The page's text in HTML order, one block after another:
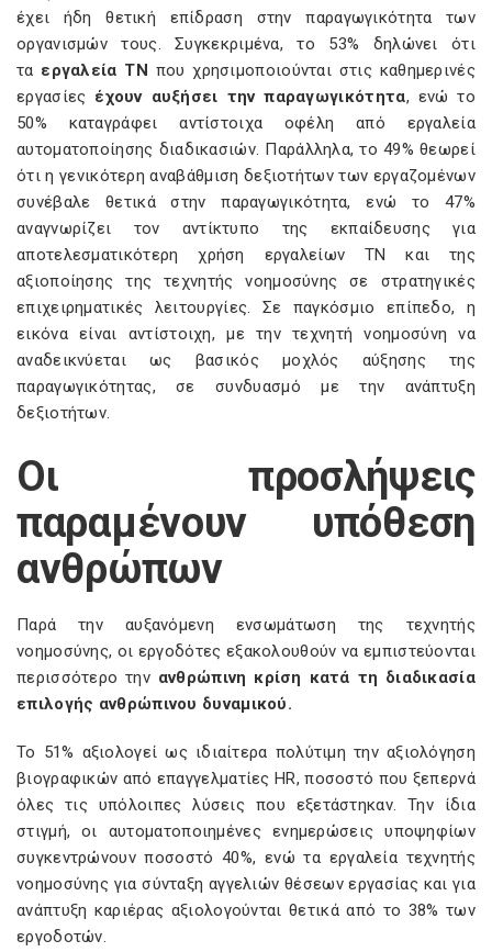
έχει ήδη θετική επίδραση στην παραγωγικότητα των
οργανισμών τους. Συγκεκριμένα, το 53% δηλώνει ότι
τα εργαλεία ΤΝ που χρησιμοποιούνται στις καθημερινές
εργασίες έχουν αυξήσει την παραγωγικότητα, ενώ το
50% καταγράφει αντίστοιχα οφέλη από εργαλεία
αυτοματοποίησης διαδικασιών. Παράλληλα, το 49% θεωρεί
ότι η γενικότερη αναβάθμιση δεξιοτήτων των εργαζομένων
συνέβαλε θετικά στην παραγωγικότητα, ενώ το 47%
αναγνωρίζει τον αντίκτυπο της εκπαίδευσης για
αποτελεσματικότερη χρήση εργαλείων ΤΝ και της
αξιοποίησης της τεχνητής νοημοσύνης σε στρατηγικές
επιχειρηματικές λειτουργίες. Σε παγκόσμιο επίπεδο, η
εικόνα είναι αντίστοιχη, με την τεχνητή νοημοσύνη να
αναδεικνύεται ως βασικός μοχλός αύξησης της
παραγωγικότητας, σε συνδυασμό με την ανάπτυξη
δεξιοτήτων.
Οι προσλήψεις
παραμένουν υπόθεση
ανθρώπων
Παρά την αυξανόμενη ενσωμάτωση της τεχνητής
νοημοσύνης, οι εργοδότες εξακολουθούν να εμπιστεύονται
περισσότερο την ανθρώπινη κρίση κατά τη διαδικασία
επιλογής ανθρώπινου δυναμικού.
Το 51% αξιολογεί ως ιδιαίτερα πολύτιμη την αξιολόγηση
βιογραφικών από επαγγελματίες HR, ποσοστό που ξεπερνά
όλες τις υπόλοιπες λύσεις που εξετάστηκαν. Την ίδια
στιγμή, οι αυτοματοποιημένες ενημερώσεις υποψηφίων
συγκεντρώνουν ποσοστό 40%, ενώ τα εργαλεία τεχνητής
νοημοσύνης για σύνταξη αγγελιών θέσεων εργασίας και για
ανάπτυξη καριέρας αξιολογούνται θετικά από το 38% των
εργοδοτών.